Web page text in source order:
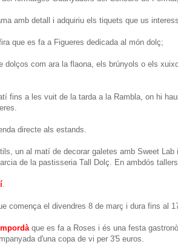
amb detall i adquiriu els tiquets que us
que es fa a Figueres dedicada al món dolç;
dolços com ara la flaona, els brúnyols o els
fins a les vuit de la tarda a la Rambla, on hi
directe als estands.
un al matí de decorar galetes amb Sweet
de la pastisseria Tall Dolç. En ambdós
comença el divendres 8 de març i dura fins al
que es fa a Roses i és una festa
d'una copa de vi per 3'5 euros.